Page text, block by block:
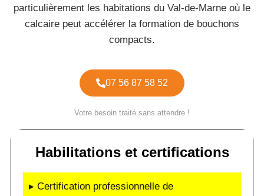
particulièrement les habitations du Val-de-Marne où le
calcaire peut accélérer la formation de bouchons
compacts.
07 56 87 58 52
Votre besoin traité sans attendre !
Habilitations et certifications
▸ Certification professionnelle de